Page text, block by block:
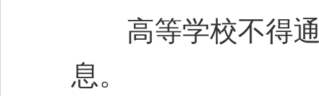
高等学校不得通
息。